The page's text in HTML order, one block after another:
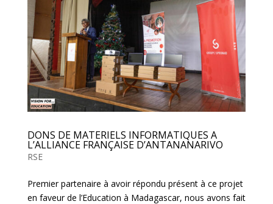
DONS DE MATERIELS INFORMATIQUES A
L’ALLIANCE FRANÇAISE D’ANTANANARIVO
RSE
Premier partenaire à avoir répondu présent à ce projet
en faveur de l’Education à Madagascar, nous avons fait